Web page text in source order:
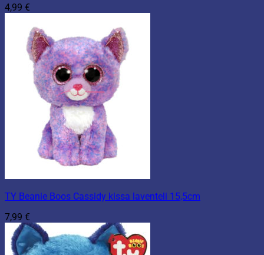
4,99 €
TY Beanie Boos Cassidy kissa laventeli 15,5cm
7,99 €